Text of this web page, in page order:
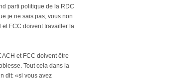
parti politique de la RDC
je ne sais pas, vous non
et FCC doivent travailler la
et FCC doivent être
Tout cela dans la
dit: «si vous avez